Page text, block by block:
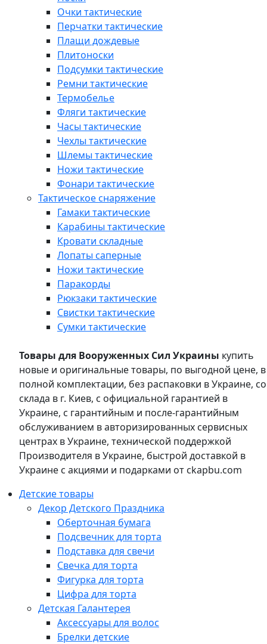
Очки тактические
Перчатки тактические
Плащи дождевые
Плитоноски
Подсумки тактические
Ремни тактические
Термобелье
Фляги тактические
Часы тактические
Чехлы тактические
Шлемы тактические
Ножи тактические
Фонари тактические
Тактическое снаряжение
Гамаки тактические
Карабины тактические
Кровати складные
Лопаты саперные
Ножи тактические
Паракорды
Рюкзаки тактические
Свистки тактические
Сумки тактические
Товары для Вооруженных Сил Украины купить
новые и оригинальные товары, по выгодной цене, в
полной комплектации, без распаковки в Украине, со
склада в г. Киев, с официальной гарантией в
Украине, с гарантийным и после-гарантийным
обслуживанием в авторизированных сервисных
центрах в Украине, технической поддержкой
Производителя в Украине, быстрой доставкой в
Украине с акциями и подарками от ckapbu.com
Детские товары
Декор Детского Праздника
Оберточная бумага
Подсвечник для торта
Подставка для свечи
Свечка для торта
Фигурка для торта
Цифра для торта
Детская Галантерея
Аксессуары для волос
Брелки детские